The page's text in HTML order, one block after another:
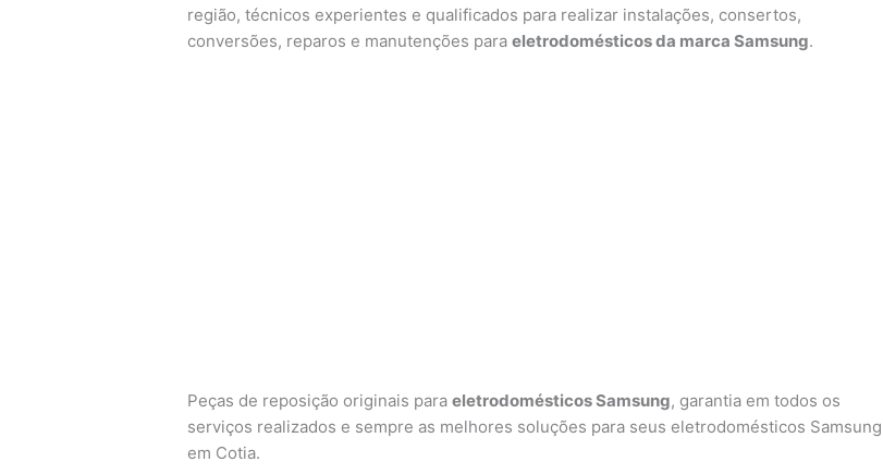
região, técnicos experientes e qualificados para realizar instalações, consertos,
conversões, reparos e manutenções paraeletrodomésticos da marca Samsung.
Peças de reposição originais paraeletrodomésticos Samsung, garantia em todos os
serviços realizados e sempre as melhores soluções para seus eletrodomésticos Samsung
em Cotia.